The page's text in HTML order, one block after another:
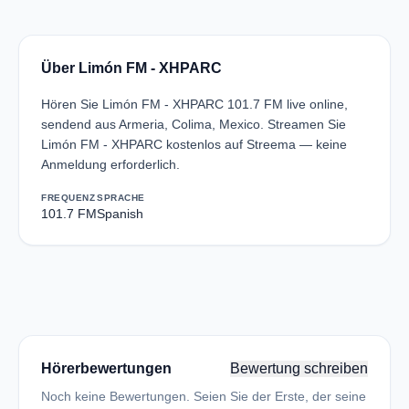
Über Limón FM - XHPARC
Hören Sie Limón FM - XHPARC 101.7 FM live online,
sendend aus Armeria, Colima, Mexico. Streamen Sie
Limón FM - XHPARC kostenlos auf Streema — keine
Anmeldung erforderlich.
FREQUENZ
101.7 FM
SPRACHE
Spanish
Hörerbewertungen Bewertung schreiben
Noch keine Bewertungen. Seien Sie der Erste, der seine